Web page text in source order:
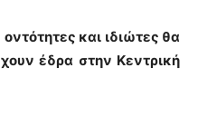
και ιδιώτες θα
έδρα στην Κεντρική